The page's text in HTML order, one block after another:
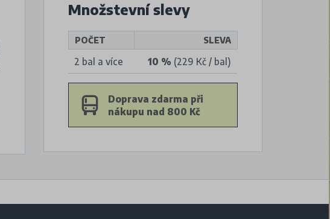
Množstevní slevy
POČET SLEVA
2 bal a více 10 % (229 Kč / bal)
Doprava zdarma při
nákupu nad 800 Kč